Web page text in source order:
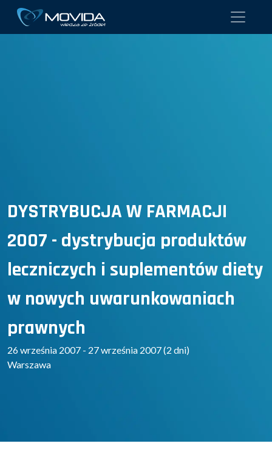
DYSTRYBUCJA W FARMACJI
2007 - dystrybucja produktów
leczniczych i suplementów diety
w nowych uwarunkowaniach
prawnych
26 września 2007 - 27 września 2007 (2 dni)
Warszawa